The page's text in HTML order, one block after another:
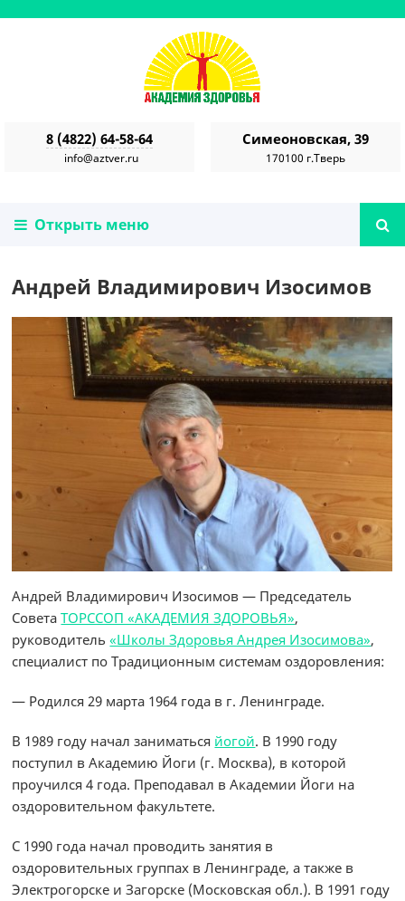
8 (4822) 64-58-64
info@aztver.ru
Симеоновская, 39
170100 г.Тверь
Открыть меню
Андрей Владимирович Изосимов
Андрей Владимирович Изосимов — Председатель
СоветаТОРССОП «АКАДЕМИЯ ЗДОРОВЬЯ»,
руководитель«Школы Здоровья Андрея Изосимова»,
специалист по Традиционным системам оздоровления:
— Родился 29 марта 1964 года в г. Ленинграде.
В 1989 году начал заниматься йогой. В 1990 году
поступил в Академию Йоги (г. Москва), в которой
проучился 4 года. Преподавал в Академии Йоги на
оздоровительном факультете.
С 1990 года начал проводить занятия в
оздоровительных группах в Ленинграде, а также в
Электрогорске и Загорске (Московская обл.). В 1991 году